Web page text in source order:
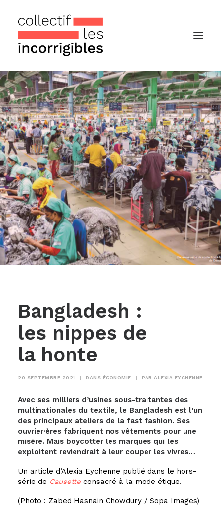
Accueil
Le collectif
Nos actualités
Notre « Incolettre » mensuelle
Recherche
Bangladesh :
les nippes de
la honte
20 SEPTEMBRE 2021 | DANS ÉCONOMIE | PAR ALEXIA EYCHENNE
Avec ses milliers d’usines sous-traitantes des
multinationales du textile, le Bangladesh est l’un
des principaux ateliers de la fast fashion. Ses
ouvrier·ères fabriquent nos vêtements pour une
misère. Mais boycotter les marques qui les
exploitent reviendrait à leur couper les vivres…
Un article d’Alexia Eychenne publié dans le hors-
série de Causette consacré à la mode étique.
(Photo : Zabed Hasnain Chowdury / Sopa Images)